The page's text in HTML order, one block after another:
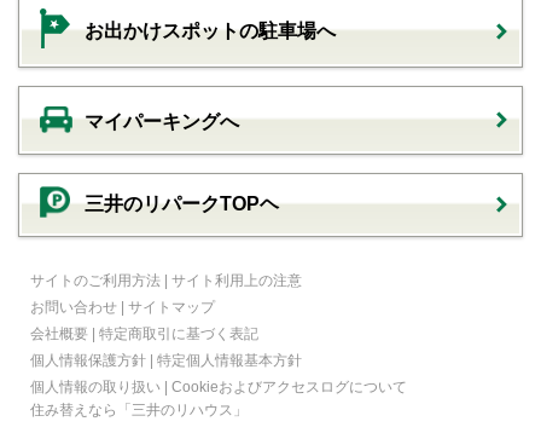
お出かけスポットの駐車場へ
マイパーキングへ
三井のリパークTOPヘ
サイトのご利用方法 | サイト利用上の注意
お問い合わせ | サイトマップ
会社概要 | 特定商取引に基づく表記
個人情報保護方針 | 特定個人情報基本方針
個人情報の取り扱い | Cookieおよびアクセスログについて
住み替えなら
「三井のリハウス」